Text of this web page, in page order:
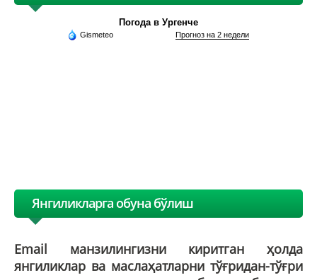
Погода в Ургенче
Gismeteo Прогноз на 2 недели
Янгиликларга обуна бўлиш
Email манзилингизни киритган ҳолда
янгиликлар ва маслаҳатларни тўғридан-тўғри